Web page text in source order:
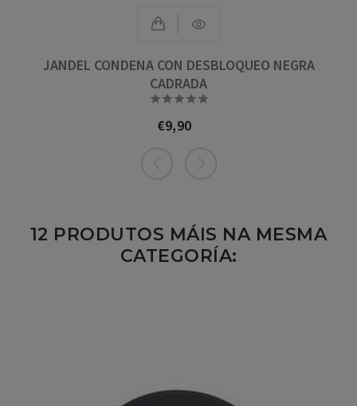
JANDEL CONDENA CON DESBLOQUEO NEGRA
CADRADA

Prezo
€9,90
12 PRODUTOS MÁIS NA MESMA
CATEGORÍA: